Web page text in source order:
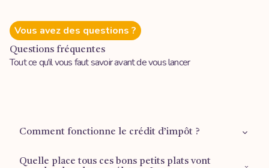
Vous avez des questions ?
Questions fréquentes
Tout ce qu'il vous faut savoir avant de vous lancer
Comment fonctionne le crédit d’impôt ?
Retrouvez plus d'informations sur lapage dédiée
Quelle place tous ces bons petits plats vont